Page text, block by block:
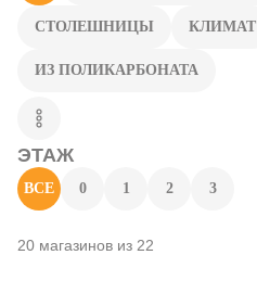
СТОЛЕШНИЦЫ КЛИМАТ
ИЗ ПОЛИКАРБОНАТА
ЭТАЖ
ВСЕ 0 1 2 3
20 магазинов из 22